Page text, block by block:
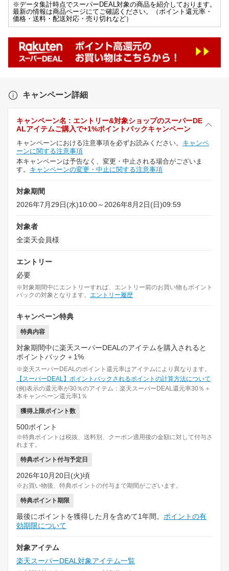
※データ集計時点でスーパーDEAL対象の商品を紹介しております。
最新の情報は商品ページにてご確認ください。（ポイント還元率・
価格・送料・配送対応・売り切れなど）
キャンペーン詳細
キャンペーン名 : エントリー&対象ショップのスーパーDE
ALアイテムご購入で+1%ポイントバックキャンペーン
キャンペーンにおける注意事項を必ずお読みください。 キャンペ
ーンに関する注意事項
本キャンペーンは予告なく、変更・中止される場合がございま
す。 キャンペーンの変更・中止に関する注意事項
対象期間
2026年7月29日(水)10:00～2026年8月2日(日)09:59
対象者
全楽天会員様
エントリー
必要
※対象期間中にエントリーすれば、エントリー前のお買い物もポイント
バックの対象となります。 エントリー履歴
キャンペーン特典
特典内容
対象期間中に楽天スーパーDEALのアイテムを購入されると
ポイントバック＋1%
※楽天スーパーDEALのポイント還元率はアイテムにより異なります。
【スーパーDEAL】ポイントバックされるポイントの計算方法について
(例)表示の還元率が30％のアイテム：楽天スーパーDEAL還元率30％＋
本キャンペーン還元率1％
獲得上限ポイント数
500ポイント
※特典ポイントは税抜、送料別、クーポン適用後の金額に対して付与さ
れます。
特典ポイント付与予定日
2026年10月20日(火)頃
※お買い物後、特典ポイントの付与まで期間がございます。
特典ポイント期限
最後にポイントを獲得した月を含めて1年間。 ポイントの有
効期限について
対象アイテム
楽天スーパーDEAL対象アイテム一覧